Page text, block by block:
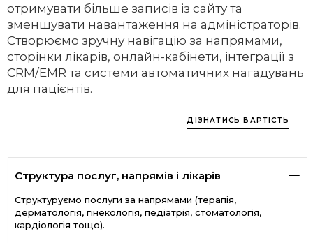
отримувати більше записів із сайту та
зменшувати навантаження на адміністраторів.
Створюємо зручну навігацію за напрямами,
сторінки лікарів, онлайн-кабінети, інтеграції з
CRM/EMR та системи автоматичних нагадувань
для пацієнтів.
ДІЗНАТИСЬ ВАРТІСТЬ
Структура послуг, напрямів і лікарів
Структуруємо послуги за напрямами (терапія,
дерматологія, гінекологія, педіатрія, стоматологія,
кардіологія тощо).